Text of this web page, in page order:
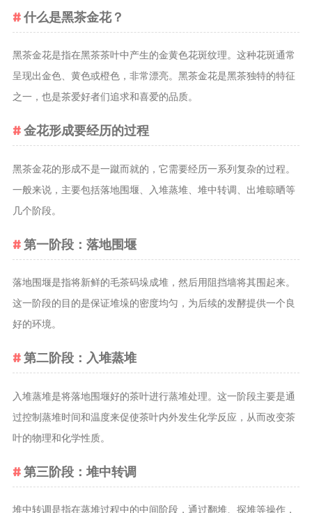
什么是黑茶金花？
黑茶金花是指在黑茶茶叶中产生的金黄色花斑纹理。这种花斑通常
呈现出金色、黄色或橙色，非常漂亮。黑茶金花是黑茶独特的特征
之一，也是茶爱好者们追求和喜爱的品质。
金花形成要经历的过程
黑茶金花的形成不是一蹴而就的，它需要经历一系列复杂的过程。
一般来说，主要包括落地围堰、入堆蒸堆、堆中转调、出堆晾晒等
几个阶段。
第一阶段：落地围堰
落地围堰是指将新鲜的毛茶码垛成堆，然后用阻挡墙将其围起来。
这一阶段的目的是保证堆垛的密度均匀，为后续的发酵提供一个良
好的环境。
第二阶段：入堆蒸堆
入堆蒸堆是将落地围堰好的茶叶进行蒸堆处理。这一阶段主要是通
过控制蒸堆时间和温度来促使茶叶内外发生化学反应，从而改变茶
叶的物理和化学性质。
第三阶段：堆中转调
堆中转调是指在蒸堆过程中的中间阶段，通过翻堆、探堆等操作，
茗茶
药茶
茶叶生产和
制作
擂茶
茶包和袋泡茶
茶叶定制
茶叶饮品
茶叶配送
养生茶
减肥茶
功能茶
茶叶历史
茶叶品鉴
茶叶收藏
茶叶教育
茶叶鉴赏
茶道
茶具